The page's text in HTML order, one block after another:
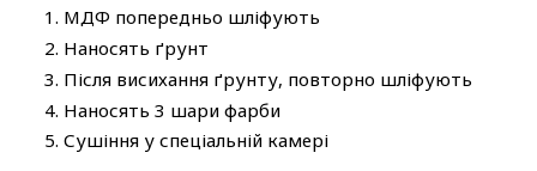
МДФ попередньо шліфують
Наносять ґрунт
Після висихання ґрунту, повторно шліфують
Наносять 3 шари фарби
Сушіння у спеціальній камері